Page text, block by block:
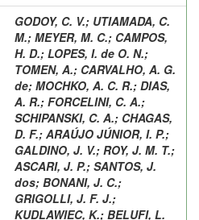
GODOY, C. V.; UTIAMADA, C.
M.; MEYER, M. C.; CAMPOS,
H. D.; LOPES, I. de O. N.;
TOMEN, A.; CARVALHO, A. G.
de; MOCHKO, A. C. R.; DIAS,
A. R.; FORCELINI, C. A.;
SCHIPANSKI, C. A.; CHAGAS,
D. F.; ARAÚJO JÚNIOR, I. P.;
GALDINO, J. V.; ROY, J. M. T.;
ASCARI, J. P.; SANTOS, J.
dos; BONANI, J. C.;
GRIGOLLI, J. F. J.;
KUDLAWIEC, K.; BELUFI, L.